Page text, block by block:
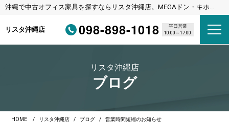
沖縄で中古オフィス家具を探すならリスタ沖縄店。MEGAドン・キホー
リスタ沖縄店
098-898-1018
平日営業
10:00～17:00
リスタ沖縄店
ブログ
HOME リスタ沖縄店 ブログ 営業時間短縮のお知らせ